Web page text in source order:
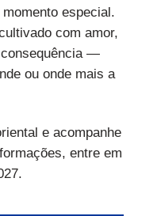
especial.
com amor,
—
ou onde mais a
e acompanhe
entre em